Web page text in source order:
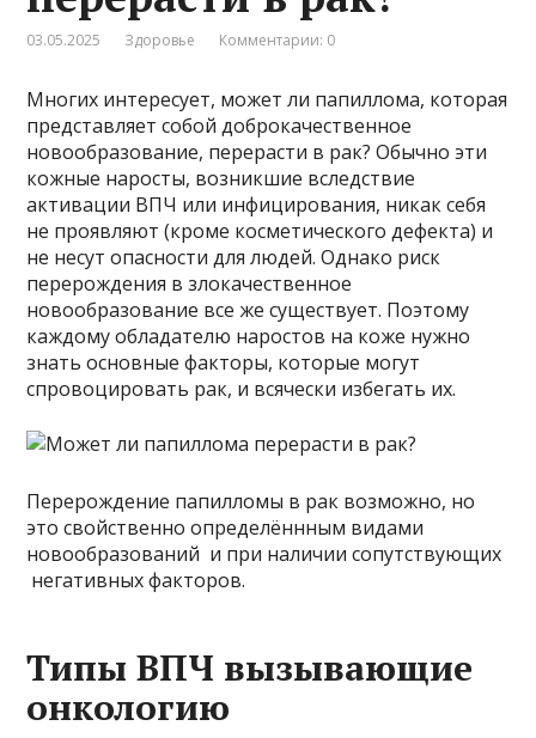
03.05.2025 Здоровье Комментарии: 0
Многих интересует, может ли папиллома, которая
представляет собой доброкачественное
новообразование, перерасти в рак? Обычно эти
кожные наросты, возникшие вследствие
активации ВПЧ или инфицирования, никак себя
не проявляют (кроме косметического дефекта) и
не несут опасности для людей. Однако риск
перерождения в злокачественное
новообразование все же существует. Поэтому
каждому обладателю наростов на коже нужно
знать основные факторы, которые могут
спровоцировать рак, и всячески избегать их.
Перерождение папилломы в рак возможно, но
это свойственно определённным видами
новообразований и при наличии сопутствующих
негативных факторов.
Типы ВПЧ вызывающие
онкологию